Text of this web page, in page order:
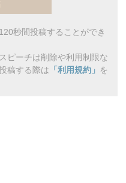
秒間投稿することができ
ピーチは削除や利用制限な
稿する際は 「利用規約」 を